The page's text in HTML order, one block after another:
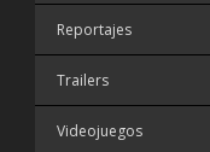
Reportajes
Trailers
Videojuegos